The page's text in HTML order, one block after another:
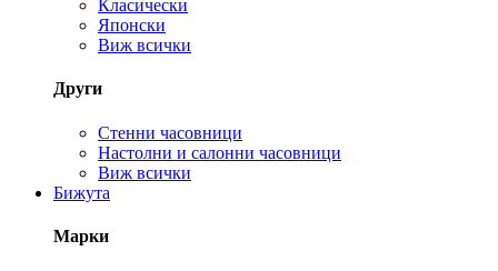
Класически
Японски
Виж всички
Други
Стенни часовници
Настолни и салонни часовници
Виж всички
Бижута
Марки